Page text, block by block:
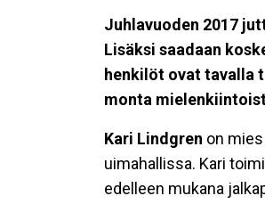
Juhlavuoden 2017
Lisäksi saadaan
henkilöt ovat tavalla
monta
Kari Lindgren on
uimahallissa. Kari
edelleen mukana